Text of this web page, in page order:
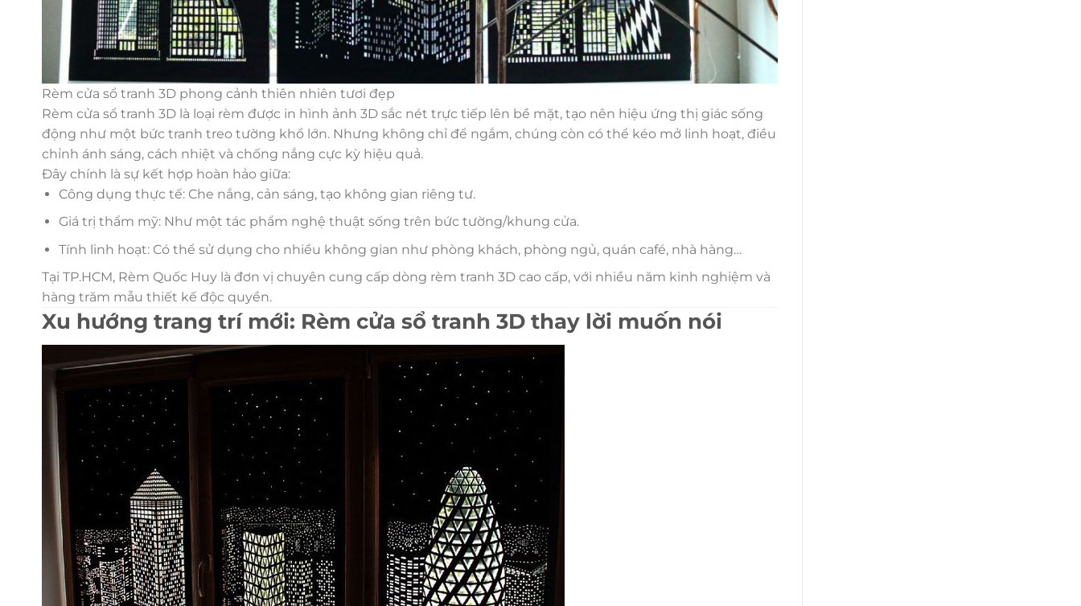
Rèm cửa sổ tranh 3D phong cảnh thiên nhiên tươi đẹp
Rèm cửa sổ tranh 3D là loại rèm được in hình ảnh 3D sắc nét trực tiếp lên bề mặt, tạo nên hiệu ứng thị giác sống
động như một bức tranh treo tường khổ lớn. Nhưng không chỉ để ngắm, chúng còn có thể kéo mở linh hoạt, điều
chỉnh ánh sáng, cách nhiệt và chống nắng cực kỳ hiệu quả.
Đây chính là sự kết hợp hoàn hảo giữa:
Công dụng thực tế: Che nắng, cản sáng, tạo không gian riêng tư.
Giá trị thẩm mỹ: Như một tác phẩm nghệ thuật sống trên bức tường/khung cửa.
Tính linh hoạt: Có thể sử dụng cho nhiều không gian như phòng khách, phòng ngủ, quán café, nhà hàng…
Tại TP.HCM, Rèm Quốc Huy là đơn vị chuyên cung cấp dòng rèm tranh 3D cao cấp, với nhiều năm kinh nghiệm và
hàng trăm mẫu thiết kế độc quyền.
Xu hướng trang trí mới: Rèm cửa sổ tranh 3D thay lời muốn nói